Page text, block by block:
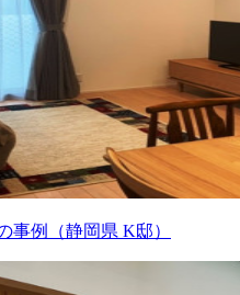
事例（静岡県 K邸）